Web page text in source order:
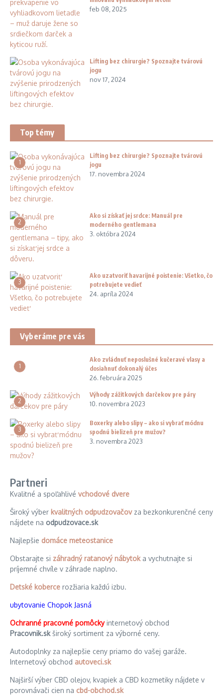
feb 08, 2025
Lifting bez chirurgie? Spoznajte tvárovú
jogu
nov 17, 2024
Top témy
1
Lifting bez chirurgie? Spoznajte tvárovú
jogu
17. novembra 2024
2
Ako si získať jej srdce: Manuál pre
moderného gentlemana
3. októbra 2024
3
Ako uzatvoriť havarijné poistenie: Všetko, čo
potrebujete vedieť
24. apríla 2024
Vyberáme pre vás
1
Ako zvládnuť neposlušné kučeravé vlasy a
dosiahnuť dokonalý účes
26. februára 2025
2
Výhody zážitkových darčekov pre páry
10. novembra 2023
3
Boxerky alebo slipy – ako si vybrať módnu
spodnú bielizeň pre mužov?
3. novembra 2023
Partneri
Kvalitné a spoľahlivé vchodové dvere
Široký výber kvalitných odpudzovačovza bezkonkurenčné ceny
nájdete na odpudzovace.sk
Najlepšie domáce meteostanice
Obstarajte si záhradný ratanový nábytoka vychutnajte si
príjemné chvíle v záhrade naplno.
Detské koberce rozžiaria každú izbu.
ubytovanie Chopok Jasná
Ochranné pracovné pomôckyinternetový obchod
Pracovnik.skširoký sortiment za výborné ceny.
Autodoplnky za najlepšie ceny priamo do vašej garáže.
Internetový obchod autoveci.sk
Najširší výber CBD olejov, kvapiek a CBD kozmetiky nájdete v
porovnávači cien na cbd-obchod.sk